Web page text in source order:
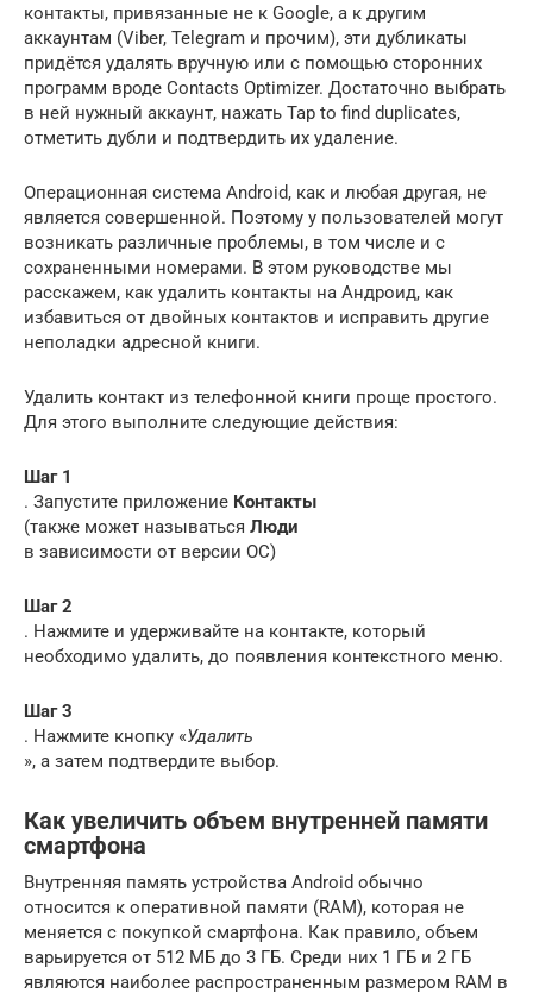
контакты, привязанные не к Google, а к другим
аккаунтам (Viber, Telegram и прочим), эти дубликаты
придётся удалять вручную или с помощью сторонних
программ вроде Contacts Optimizer. Достаточно выбрать
в ней нужный аккаунт, нажать Tap to find duplicates,
отметить дубли и подтвердить их удаление.
Операционная система Android, как и любая другая, не
является совершенной. Поэтому у пользователей могут
возникать различные проблемы, в том числе и с
сохраненными номерами. В этом руководстве мы
расскажем, как удалить контакты на Андроид, как
избавиться от двойных контактов и исправить другие
неполадки адресной книги.
Удалить контакт из телефонной книги проще простого.
Для этого выполните следующие действия:
Шаг 1
. Запустите приложение Контакты
(также может называться Люди
в зависимости от версии ОС)
Шаг 2
. Нажмите и удерживайте на контакте, который
необходимо удалить, до появления контекстного меню.
Шаг 3
. Нажмите кнопку «Удалить
», а затем подтвердите выбор.
Как увеличить объем внутренней памяти
смартфона
Внутренняя память устройства Android обычно
относится к оперативной памяти (RAM), которая не
меняется с покупкой смартфона. Как правило, объем
варьируется от 512 МБ до 3 ГБ. Среди них 1 ГБ и 2 ГБ
являются наиболее распространенным размером RAM в